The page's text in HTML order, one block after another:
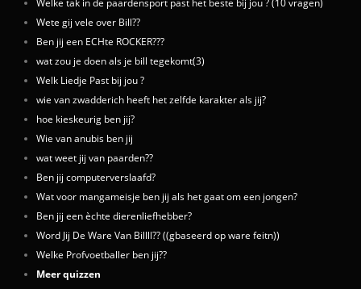
Wete gij vele over Bill??
Ben jij een ECHte ROCKER???
wat zou je doen als je bill tegekomt(3)
Welk Liedje Past bij jou ?
wie van zwadderich heeft het zelfde karakter als jij?
hoe kieskeurig ben jij?
Wie van anubis ben jij
wat weet jij van paarden??
Ben jij computerverslaafd?
Wat voor mangameisje ben jij als het gaat om een jongen?
Ben jij een èchte dierenliefhebber?
Word Jij De Ware Van Billll?? ((gbaseerd op ware feitn))
Welke Profvoetballer ben jij??
Meer quizzen